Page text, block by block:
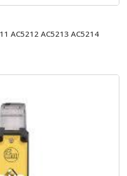
AC5212 AC5213 AC5214